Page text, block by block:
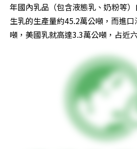
年國內乳品（包含液態乳、奶粉等
生乳的生產量約45.2萬公噸，而進
噸，美國乳就高達3.3萬公噸，占近